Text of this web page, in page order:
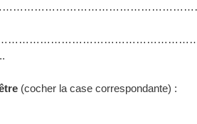
(cocher la case correspondante) :